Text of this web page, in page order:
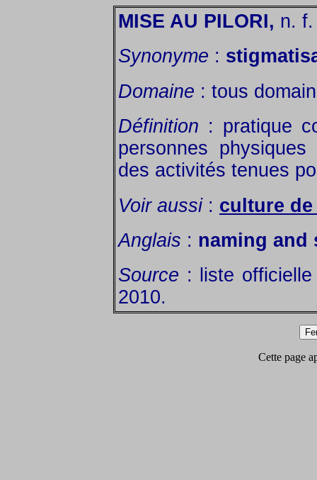
MISE AU PILORI, n. f.
Synonyme :
Domaine : tous
Définition : pratique
personnes
des activités tenues
Voir aussi: culture
Anglais : naming and
Source : liste
2010.
Cette page